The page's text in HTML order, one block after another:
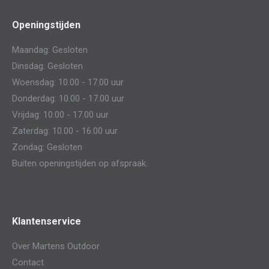
opensopens
Openingstijden
Maandag: Gesloten
Dinsdag: Gesloten
Woensdag: 10.00 - 17.00 uur
Donderdag: 10.00 - 17.00 uur
Vrijdag: 10.00 - 17.00 uur
Zaterdag: 10.00 - 16.00 uur
Zondag: Gesloten
Buiten openingstijden op afspraak.
Klantenservice
Over Martens Outdoor
Contact